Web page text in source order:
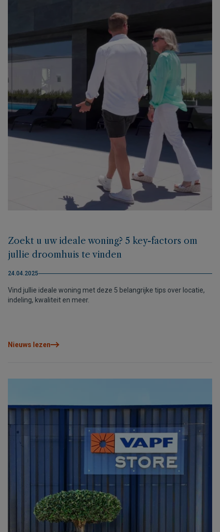
Zoekt u uw ideale woning? 5 key-factors om
jullie droomhuis te vinden
24.04.2025
Vind jullie ideale woning met deze 5 belangrijke tips over locatie,
indeling, kwaliteit en meer.
Nieuws lezen